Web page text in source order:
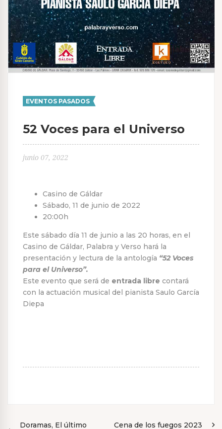
EVENTOS PASADOS
52 Voces para el Universo
junio 07, 2022
Casino de Gáldar
Sábado, 11 de junio de 2022
20:00h
Este sábado día 11 de junio a las 20 horas, en el
Casino de Gáldar, Palabra y Verso hará la
presentación y lectura de la antología “52 Voces
para el Universo”.
Este evento que será de entrada libre contará
con la actuación musical del pianista Saulo García
Diepa
Doramas, El último Cena de los fuegos 2023